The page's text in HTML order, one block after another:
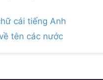
cái tiếng Anh
tên các nước